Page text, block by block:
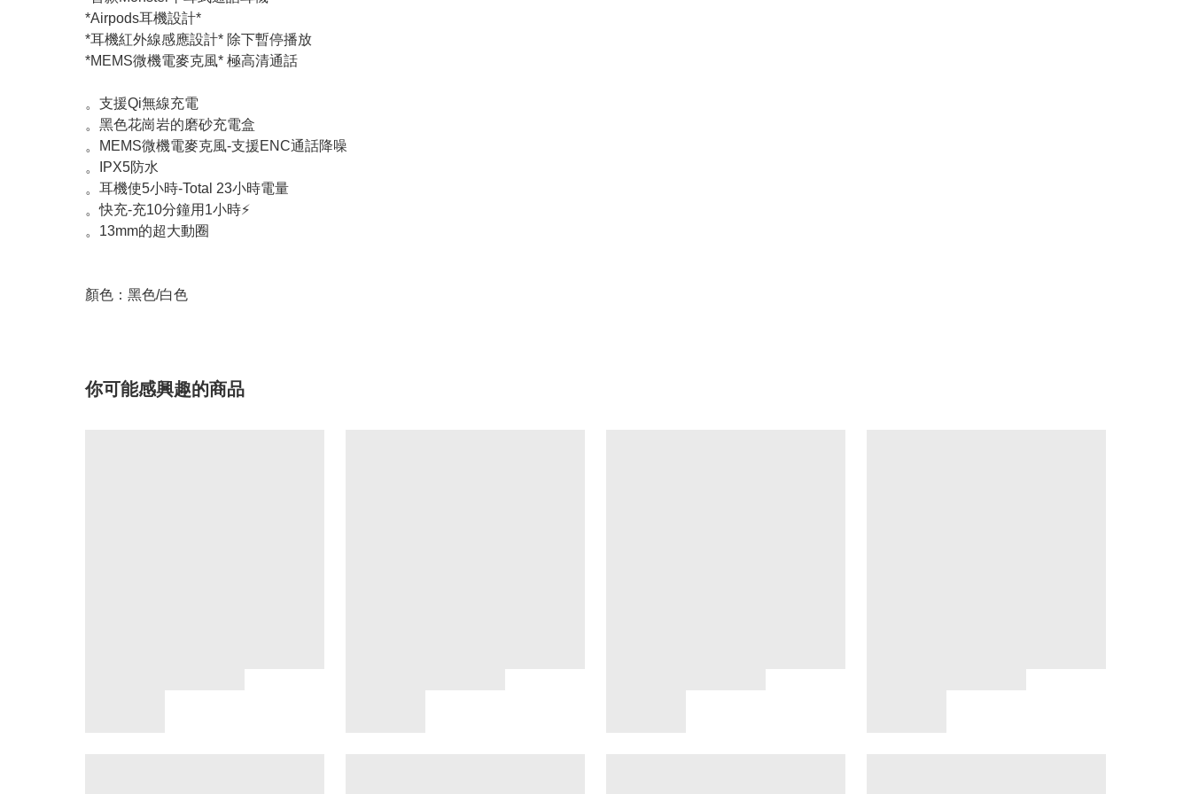
*Airpods耳機設計*
*耳機紅外線感應設計* 除下暫停播放
*MEMS微機電麥克風* 極高清通話
。支援Qi無線充電
。黑色花崗岩的磨砂充電盒
。MEMS微機電麥克風-支援ENC通話降噪
。IPX5防水
。耳機使5小時-Total 23小時電量
。快充-充10分鐘用1小時⚡
。13mm的超大動圈
顏色：黑色/白色
你可能感興趣的商品